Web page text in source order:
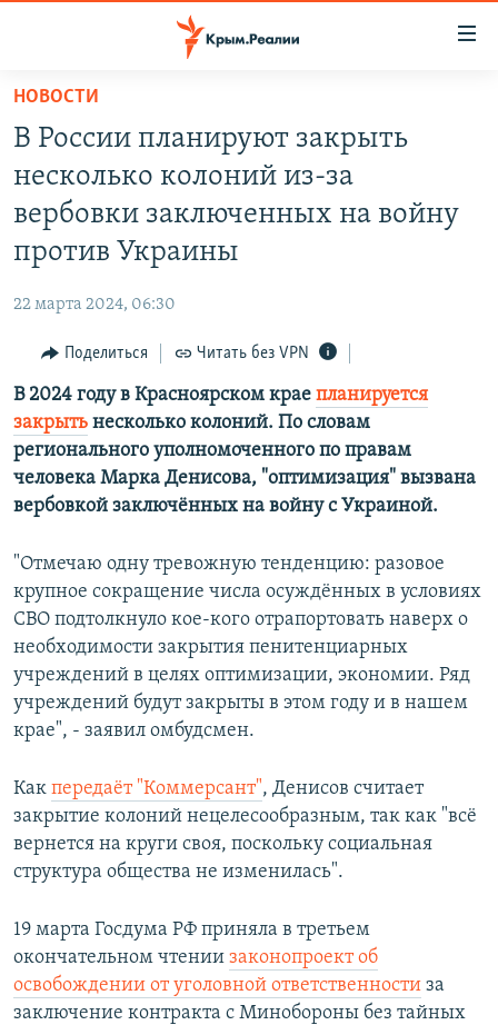
Вернуться
основному
содержанию
Вернутся
главной
Вернутся
поиску
ГРУЗ 200
КАРТА ВОЕННЫХ ОБЪЕКТОВ КРЫМА
ВОДА
ИНТЕРАКТИВ
ИНФОГРАФИКА
ТЕЛЕПРОЕКТ КРЫМ.РЕАЛИИ
СОВЕТЫ ПРАВОЗАЩИТНИКОВ
ПРОПАВШИЕ БЕЗ ВЕСТИ
КРЫМ.НЕПОКОРЕННЫЙ
ELIFBE
УКРАИНСКАЯ ПРОБЛЕМА КРЫМА
РАДІО СВОБОДА
КАК ОБОЙТИ БЛОКИРОВКУ
Українською
Qırımtatar
ПРИСОЕДИНЯЙТЕСЬ!
Все сайты RFE/RL
НОВОСТИ
В России планируют закрыть
несколько колоний из-за
вербовки заключенных на войну
против Украины
22 марта 2024, 06:30
Поделиться Читать без VPN
В 2024 году в Красноярском крае планируется
закрыть несколько колоний. По словам
регионального уполномоченного по правам
человека Марка Денисова, "оптимизация" вызвана
вербовкой заключённых на войну с Украиной.
"Отмечаю одну тревожную тенденцию: разовое
крупное сокращение числа осуждённых в условиях
СВО подтолкнуло кое-кого отрапортовать наверх о
необходимости закрытия пенитенциарных
учреждений в целях оптимизации, экономии. Ряд
учреждений будут закрыты в этом году и в нашем
крае", - заявил омбудсмен.
Как передаёт "Коммерсант", Денисов считает
закрытие колоний нецелесообразным, так как "всё
вернется на круги своя, поскольку социальная
структура общества не изменилась".
19 марта Госдума РФ приняла в третьем
окончательном чтении законопроект об
освобождении от уголовной ответственности за
заключение контракта с Минобороны без тайных